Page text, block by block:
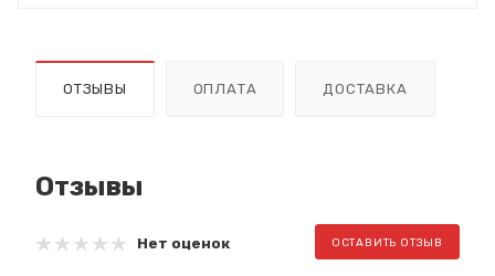
ОТЗЫВЫ ОПЛАТА ДОСТАВКА
Отзывы
Нет оценок ОСТАВИТЬ ОТЗЫВ